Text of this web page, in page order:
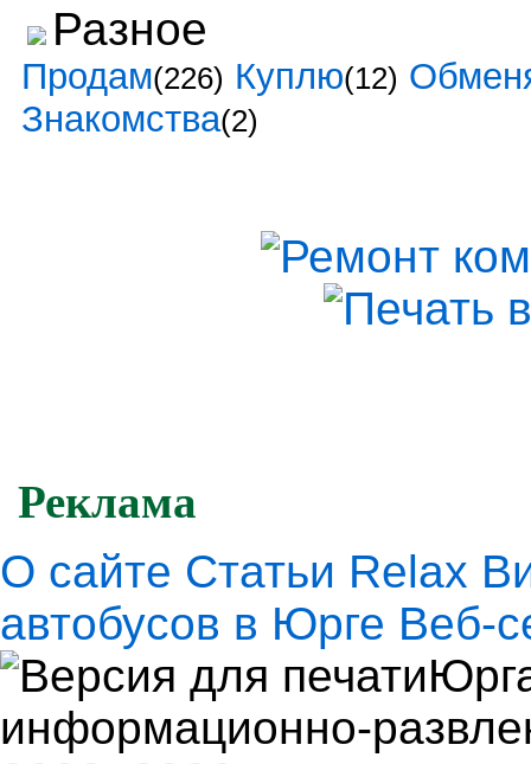
Разное
Продам(226) Куплю(12)
Знакомства(2)
Реклама
О сайте Статьи Relax
автобусов в Юрге Веб-
информационно-